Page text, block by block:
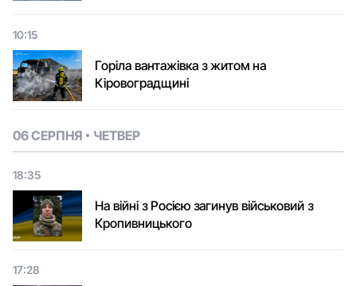
10:15
Горіла вантажівка з житом на
Кіровоградщині
06 СЕРПНЯ ЧЕТВЕР
18:35
На війні з Росією загинув військовий з
Кропивницького
17:28